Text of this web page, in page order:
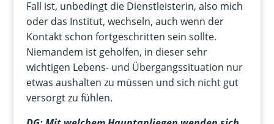
Fall ist, unbedingt die Dienstleisterin, also mich
oder das Institut, wechseln, auch wenn der
Kontakt schon fortgeschritten sein sollte.
Niemandem ist geholfen, in dieser sehr
wichtigen Lebens- und Übergangssituation nur
etwas aushalten zu müssen und sich nicht gut
versorgt zu fühlen.